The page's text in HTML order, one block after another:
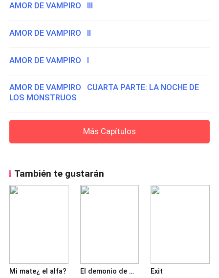
AMOR DE VAMPIRO III
AMOR DE VAMPIRO II
AMOR DE VAMPIRO I
AMOR DE VAMPIRO CUARTA PARTE: LA NOCHE DE
LOS MONSTRUOS
Más Capítulos
También te gustarán
Mi mate¿ el alfa? El demonio de mármol Exit